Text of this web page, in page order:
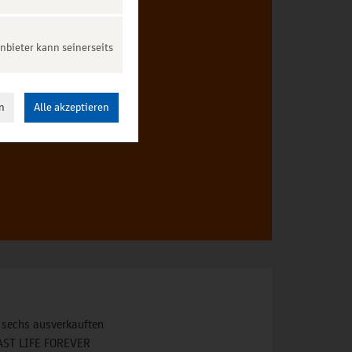
ausverkauften
LIFE FOREVER
kann seinerseits
Alle akzeptieren